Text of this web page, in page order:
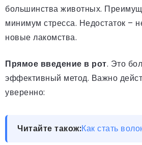
большинства животных.
минимум стресса. Недостаток –
новые лакомства.
Прямое введение в рот. Это
эффективный метод. Важно
уверенно:
Читайте також:Как стать